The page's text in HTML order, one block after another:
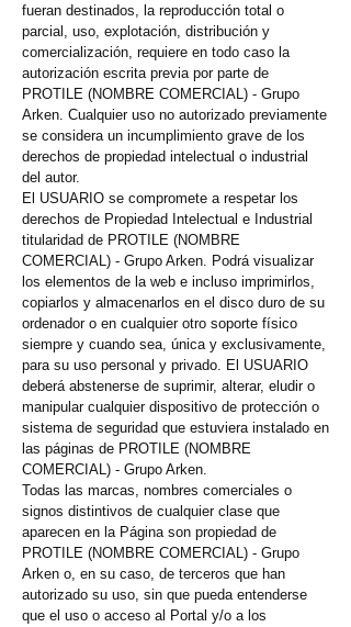
fueran destinados, la reproducción total o
parcial, uso, explotación, distribución y
comercialización, requiere en todo caso la
autorización escrita previa por parte de
PROTILE (NOMBRE COMERCIAL) - Grupo
Arken. Cualquier uso no autorizado previamente
se considera un incumplimiento grave de los
derechos de propiedad intelectual o industrial
del autor.
El USUARIO se compromete a respetar los
derechos de Propiedad Intelectual e Industrial
titularidad de PROTILE (NOMBRE
COMERCIAL) - Grupo Arken. Podrá visualizar
los elementos de la web e incluso imprimirlos,
copiarlos y almacenarlos en el disco duro de su
ordenador o en cualquier otro soporte físico
siempre y cuando sea, única y exclusivamente,
para su uso personal y privado. El USUARIO
deberá abstenerse de suprimir, alterar, eludir o
manipular cualquier dispositivo de protección o
sistema de seguridad que estuviera instalado en
las páginas de PROTILE (NOMBRE
COMERCIAL) - Grupo Arken.
Todas las marcas, nombres comerciales o
signos distintivos de cualquier clase que
aparecen en la Página son propiedad de
PROTILE (NOMBRE COMERCIAL) - Grupo
Arken o, en su caso, de terceros que han
autorizado su uso, sin que pueda entenderse
que el uso o acceso al Portal y/o a los